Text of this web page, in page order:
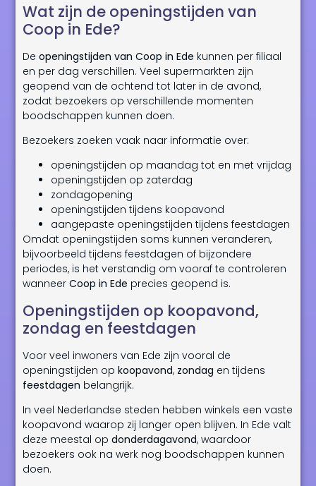
Wat zijn de openingstijden van
Coop in Ede?
Deopeningstijden van Coop in Ede kunnen per filiaal
en per dag verschillen. Veel supermarkten zijn
geopend van de ochtend tot later in de avond,
zodat bezoekers op verschillende momenten
boodschappen kunnen doen.
Bezoekers zoeken vaak naar informatie over:
openingstijden op maandag tot en met vrijdag
openingstijden op zaterdag
zondagopening
openingstijden tijdens koopavond
aangepaste openingstijden tijdens feestdagen
Omdat openingstijden soms kunnen veranderen,
bijvoorbeeld tijdens feestdagen of bijzondere
periodes, is het verstandig om vooraf te controleren
wanneerCoop in Ede precies geopend is.
Openingstijden op koopavond,
zondag en feestdagen
Voor veel inwoners van Ede zijn vooral de
openingstijden opkoopavond, zondag en tijdens
feestdagen belangrijk.
In veel Nederlandse steden hebben winkels een vaste
koopavond waarop zij langer open blijven. In Ede valt
deze meestal opdonderdagavond, waardoor
bezoekers ook na werk nog boodschappen kunnen
doen.